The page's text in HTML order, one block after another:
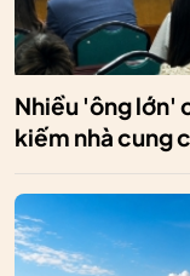
Nhiều 'ông lớn'
kiếm nhà cung